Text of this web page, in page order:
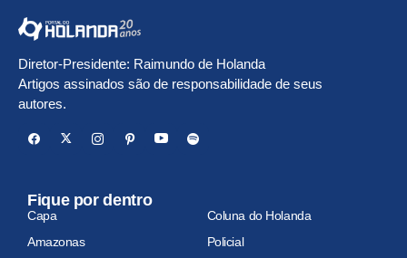
Diretor-Presidente: Raimundo de Holanda
Artigos assinados são de responsabilidade de seus
autores.
Fique por dentro
Capa
Coluna do Holanda
Amazonas
Policial